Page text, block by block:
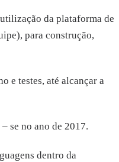
da plataforma de
para construção,
e testes, até alcançar a
se no ano de 2017.
dentro da